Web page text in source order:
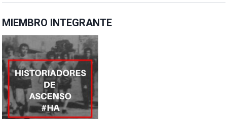
MIEMBRO INTEGRANTE